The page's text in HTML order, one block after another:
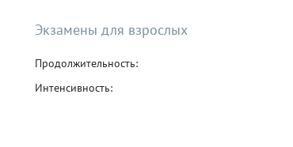
Экзамены для взрослых
Продолжительность:
Интенсивность: